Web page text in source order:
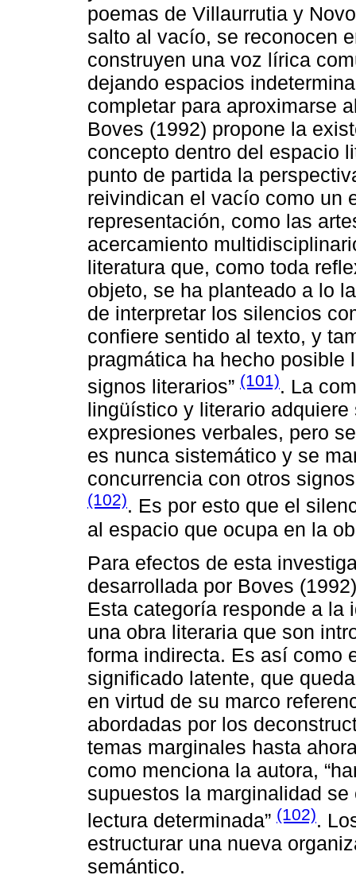
poemas de Villaurrutia y
salto al vacío, se reconocen
construyen una voz lírica
dejando espacios
completar para aproximarse
Boves (1992) propone la
concepto dentro del espacio
punto de partida la
reivindican el vacío como un
representación, como las
acercamiento
literatura que, como toda
objeto, se ha planteado a lo
de interpretar los silencios
confiere sentido al texto, y
pragmática ha hecho
signos literarios” (101). La
lingüístico y literario
expresiones verbales, pero
es nunca sistemático y se
concurrencia con otros
(102). Es por esto que el
al espacio que ocupa en la
Para efectos de esta
desarrollada por Boves
Esta categoría responde a la
una obra literaria que son
forma indirecta. Es así como
significado latente, que
en virtud de su marco
abordadas por los
temas marginales hasta
como menciona la autora,
supuestos la marginalidad
lectura determinada” (102).
estructurar una nueva
semántico.